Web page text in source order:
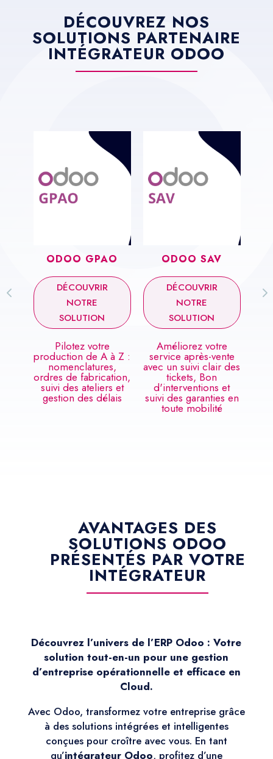
DÉCOUVREZ NOS
SOLUTIONS PARTENAIRE
INTÉGRATEUR ODOO
ODOO GPAO
Pilotez votre
de A à Z :
nomenclatures,
de fabrication,
des ateliers et
des délais
DÉCOUVRIR
SOLUTION
ODOO SAV
Améliorez votre
service après-vente
avec un suivi clair des
tickets, Bon
d'interventions et
suivi des garanties en
toute mobilité
DÉCOUVRIR
SOLUTION
Lancez
audiences et
les
NOTRE
AVANTAGES DES
SOLUTIONS ODOO
PRÉSENTÉS PAR VOTRE
INTÉGRATEUR
Découvrez l’univers de l’ERP Odoo : Votre
solution tout-en-un pour une gestion
d’entreprise opérationnelle et efficace en
Cloud.
Avec Odoo, transformez votre entreprise grâce
à des solutions intégrées et intelligentes
conçues pour croître avec vous. En tant
qu’intégrateur Odoo, profitez d’une